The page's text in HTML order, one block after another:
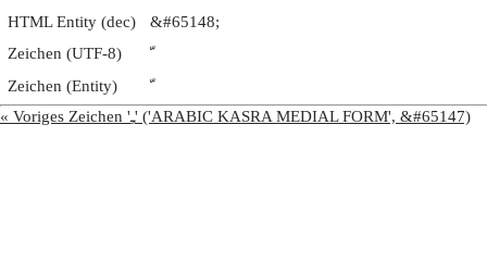
HTML Entity (dec)
&#65148;
Zeichen (UTF-8)
ﹼ
Zeichen (Entity)
ﹼ
« Voriges Zeichen 'ﹻ' ('ARABIC KASRA MEDIAL FORM', &#65147)